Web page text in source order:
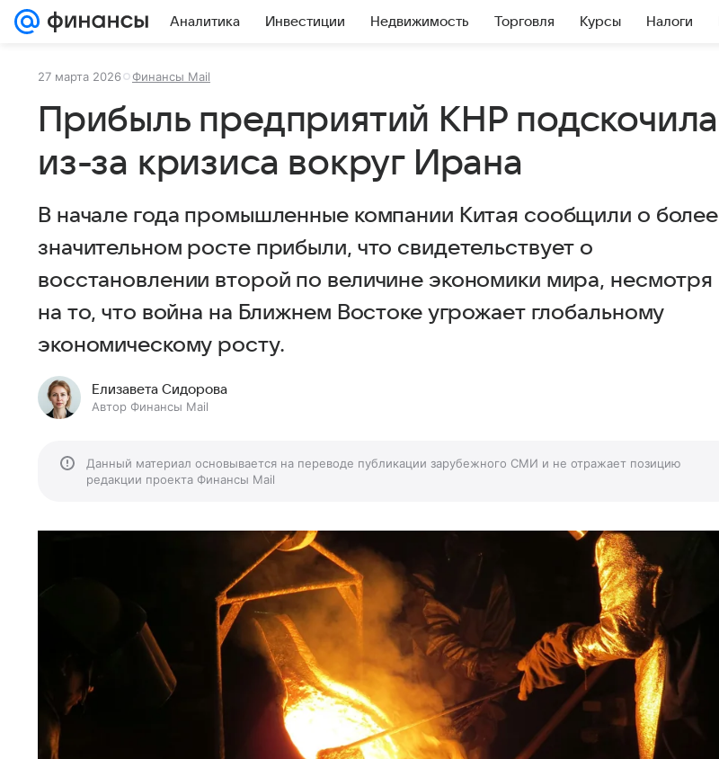
Аналитика Инвестиции Недвижимость Торговля Курсы Налоги
27 марта 2026 Финансы Mail
Прибыль предприятий КНР подскочила
из-за кризиса вокруг Ирана
В начале года промышленные компании Китая сообщили о более
значительном росте прибыли, что свидетельствует о
восстановлении второй по величине экономики мира, несмотря
на то, что война на Ближнем Востоке угрожает глобальному
экономическому росту.
Елизавета Сидорова
Автор Финансы Mail
Данный материал основывается на переводе публикации зарубежного СМИ и не отражает позицию
редакции проекта Финансы Mail